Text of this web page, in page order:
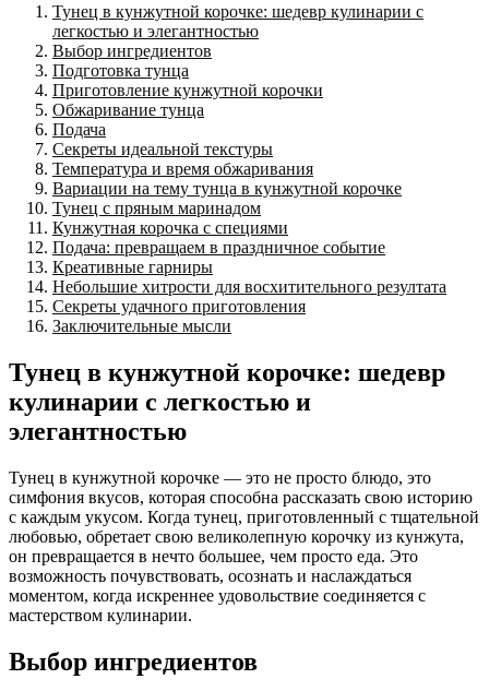
Тунец в кунжутной корочке: шедевр кулинарии с
легкостью и элегантностью
Выбор ингредиентов
Подготовка тунца
Приготовление кунжутной корочки
Обжаривание тунца
Подача
Секреты идеальной текстуры
Температура и время обжаривания
Вариации на тему тунца в кунжутной корочке
Тунец с пряным маринадом
Кунжутная корочка с специями
Подача: превращаем в праздничное событие
Креативные гарниры
Небольшие хитрости для восхитительного резултата
Секреты удачного приготовления
Заключительные мысли
Тунец в кунжутной корочке: шедевр
кулинарии с легкостью и
элегантностью
Тунец в кунжутной корочке — это не просто блюдо, это
симфония вкусов, которая способна рассказать свою историю
с каждым укусом. Когда тунец, приготовленный с тщательной
любовью, обретает свою великолепную корочку из кунжута,
он превращается в нечто большее, чем просто еда. Это
возможность почувствовать, осознать и наслаждаться
моментом, когда искреннее удовольствие соединяется с
мастерством кулинарии.
Выбор ингредиентов